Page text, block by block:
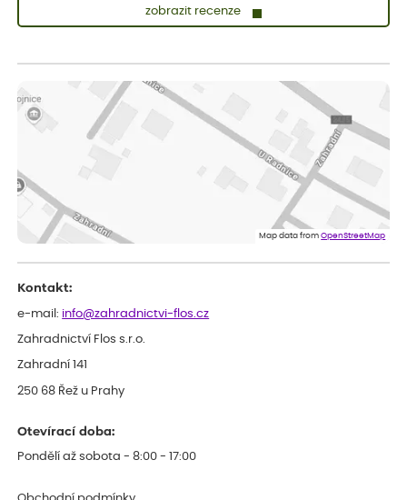
zobrazit recenze
Doporučuji. Naprostá spokojenost.
Marcela
ověřený nákup dnes
Jsem spokojená a budu vás doporučovat.
Vratislav
Spokojenost rostlina dorazila vpořádku
Map data fromOpenStreetMap
Kontakt:
e-mail: info@zahradnictvi-flos.cz
Zahradnictví Flos s.r.o.
Zahradní 141
250 68 Řež u Prahy
Otevírací doba:
Pondělí až sobota - 8:00 - 17:00